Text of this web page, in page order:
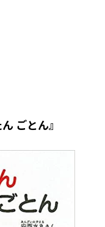
ごとん』